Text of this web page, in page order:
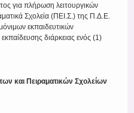
για πλήρωση λειτουργικών
Σχολεία (ΠΕΙ.Σ.) της Π.Δ.Ε.
εκπαιδευτικών
διάρκειας ενός (1)
και Πειραματικών Σχολείων